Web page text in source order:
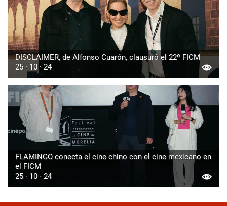
DISCLAIMER, de Alfonso Cuarón, clausuró el 22º FICM
25 · 10 · 24
FLAMINGO conecta el cine chino con el cine mexicano en
el FICM
25 · 10 · 24